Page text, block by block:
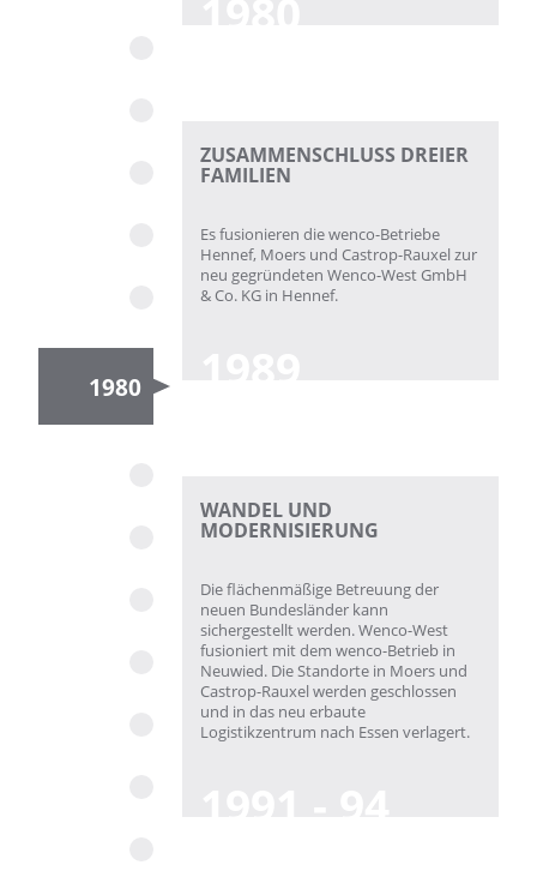
ZUSAMMENSCHLUSS DREIER
FAMILIEN
Es fusionieren die wenco-Betriebe
Hennef, Moers und Castrop-Rauxel zur
neu gegründeten Wenco-West GmbH
& Co. KG in Hennef.
WANDEL UND
MODERNISIERUNG
Die flächenmäßige Betreuung der
neuen Bundesländer kann
sichergestellt werden. Wenco-West
fusioniert mit dem wenco-Betrieb in
Neuwied. Die Standorte in Moers und
Castrop-Rauxel werden geschlossen
und in das neu erbaute
Logistikzentrum nach Essen verlagert.
1980